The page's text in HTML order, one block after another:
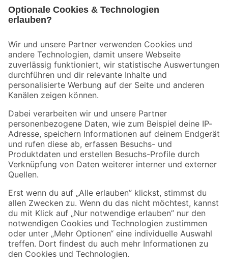
Der toom Newsletter: Keine Angebote und Aktionen mehr verpassen!
Zur Newsletter Anmeldung
Folge uns
Zahlungsarten Versandarten
Sicher einkaufen
Jetzt die toom-App herunterladen